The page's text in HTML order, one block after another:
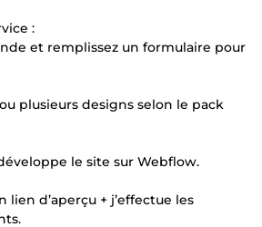
:
et remplissez un formulaire pour
plusieurs designs selon le pack
le site sur Webflow.
lien d’aperçu + j’effectue les